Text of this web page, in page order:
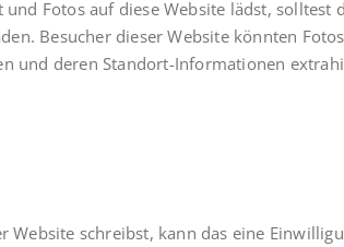
Fotos auf diese Website lädst, solltest
Besucher dieser Website könnten
und deren Standort-Informationen
Website schreibst, kann das eine